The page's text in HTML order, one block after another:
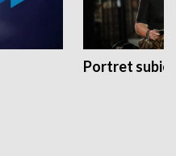
Portret